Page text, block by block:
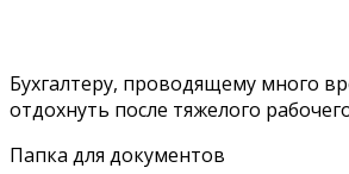
Бухгалтеру, проводящему много
отдохнуть после тяжелого
Папка для документов